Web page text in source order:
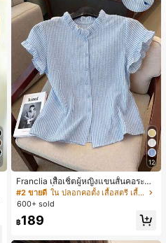
12
Franclia เสื้อเชิ้ตผู้หญิงแขนสั้นคอระบา
ยกระดุมเดี่ยวลายทาง
#2 ขายดี
ใน ปลอกคอตั้ง เสื้อสตรี เสื้อเบลาส์ & Tee
600+ sold
฿189